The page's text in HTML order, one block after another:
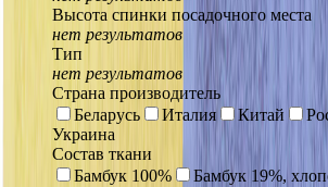
Высота спинки посадочного места
нет результатов
Тип
нет результатов
Страна производитель
Беларусь
Италия Китай
Украина
Состав ткани
Бамбук 100%
Бамбук 19%,